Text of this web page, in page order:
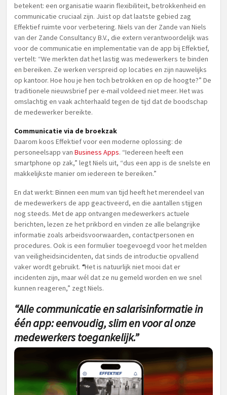
betekent: een organisatie waarin flexibiliteit, betrokkenheid en
communicatie cruciaal zijn. Juist op dat laatste gebied zag
Effektief ruimte voor verbetering. Niels van der Zande van Niels
van der Zande Consultancy B.V., die extern verantwoordelijk was
voor de communicatie en implementatie van de app bij Effektief,
vertelt: “We merkten dat het lastig was medewerkers te binden
en bereiken. Ze werken verspreid op locaties en zijn nauwelijks
op kantoor. Hoe hou je hen toch betrokken en op de hoogte?” De
traditionele nieuwsbrief per e-mail voldeed niet meer. Het was
omslachtig en vaak achterhaald tegen de tijd dat de boodschap
de medewerker bereikte.
Communicatie via de broekzak
Daarom koos Effektief voor een moderne oplossing: de
personeelsapp van Business Apps. “Iedereen heeft een
smartphone op zak,” legt Niels uit, “dus een app is de snelste en
makkelijkste manier om iedereen te bereiken.”
En dat werkt: Binnen een mum van tijd heeft het merendeel van
de medewerkers de app geactiveerd, en die aantallen stijgen
nog steeds. Met de app ontvangen medewerkers actuele
berichten, lezen ze het prikbord en vinden ze alle belangrijke
informatie zoals arbeidsvoorwaarden, contactpersonen en
procedures. Ook is een formulier toegevoegd voor het melden
van veiligheidsincidenten, dat sinds de introductie opvallend
vaker wordt gebruikt. “Het is natuurlijk niet mooi dat er
incidenten zijn, maar wél dat ze nu gemeld worden en we snel
kunnen reageren,” zegt Niels.
“Alle communicatie en salarisinformatie in
één app: eenvoudig, slim en voor al onze
medewerkers toegankelijk.”